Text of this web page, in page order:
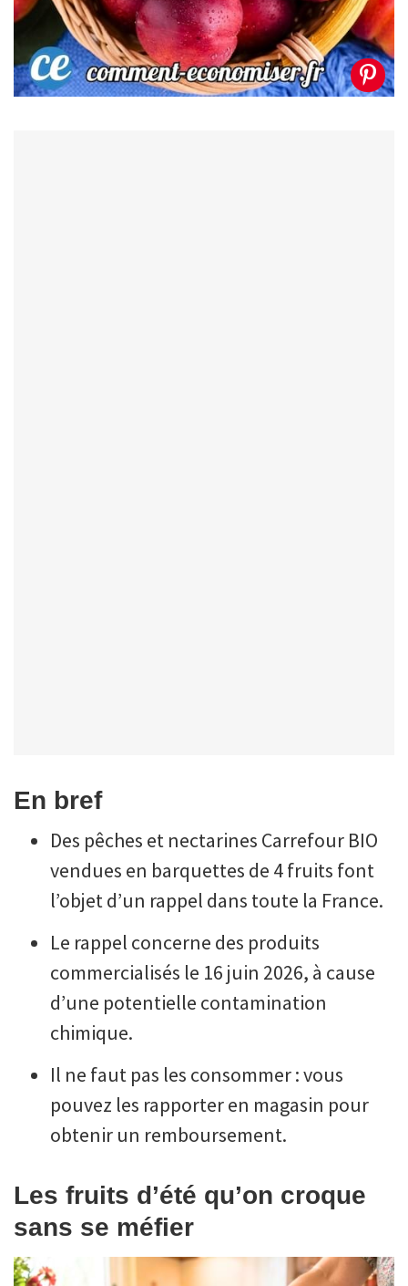
En bref
Des pêches et nectarines Carrefour BIO
vendues en barquettes de 4 fruits font
l’objet d’un rappel dans toute la France.
Le rappel concerne des produits
commercialisés le 16 juin 2026, à cause
d’une potentielle contamination
chimique.
Il ne faut pas les consommer : vous
pouvez les rapporter en magasin pour
obtenir un remboursement.
Les fruits d’été qu’on croque
sans se méfier